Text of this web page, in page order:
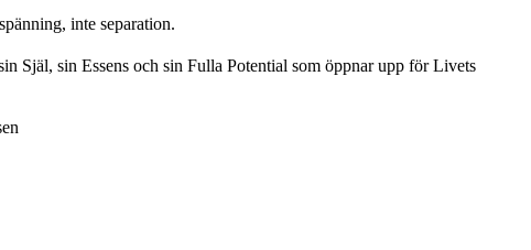
inte separation.
Själ, sin Essens och sin Fulla Potential som öppnar upp för Livets